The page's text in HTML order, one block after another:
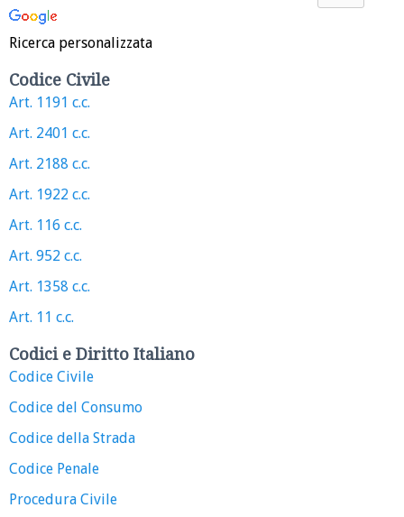
Ricerca personalizzata
Codice Civile
Art. 1191 c.c.
Art. 2401 c.c.
Art. 2188 c.c.
Art. 1922 c.c.
Art. 116 c.c.
Art. 952 c.c.
Art. 1358 c.c.
Art. 11 c.c.
Codici e Diritto Italiano
Codice Civile
Codice del Consumo
Codice della Strada
Codice Penale
Procedura Civile